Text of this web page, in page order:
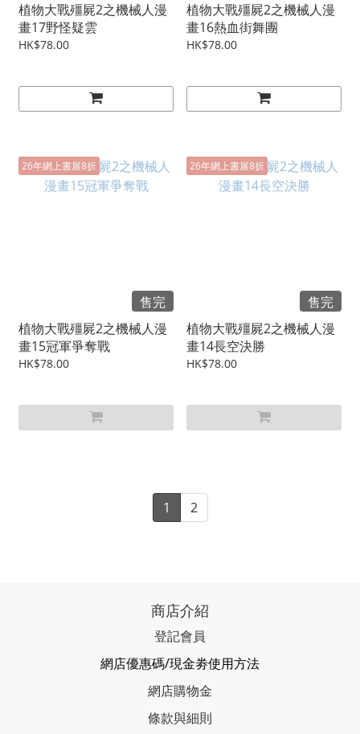
植物大戰殭屍2之機械人漫
畫17野怪疑雲
HK$78.00
植物大戰殭屍2之機械人漫
畫16熱血街舞團
HK$78.00
26年網上書展8折
售完
植物大戰殭屍2之機械人漫
畫15冠軍爭奪戰
HK$78.00
26年網上書展8折
售完
植物大戰殭屍2之機械人漫
畫14長空決勝
HK$78.00
1 2
商店介紹
登記會員
網店優惠碼/現金劵使用方法
網店購物金
條款與細則